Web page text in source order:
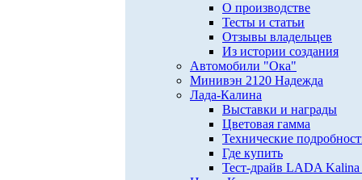
О производстве
Тесты и статьи
Отзывы владельцев
Из истории создания
Автомобили "Ока"
Минивэн 2120 Надежда
Лада-Калина
Выставки и награды
Цветовая гамма
Технические
Где купить
Тест-драйв LADA Kalina